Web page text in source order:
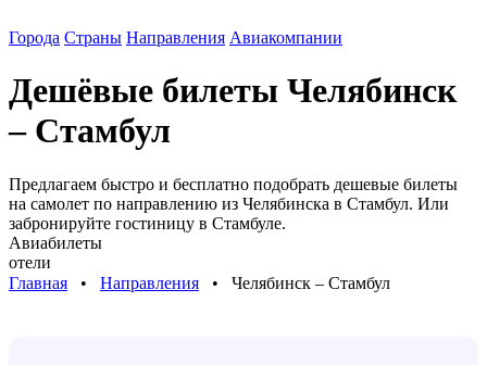
Города Страны Направления Авиакомпании
Дешёвые билеты Челябинск
– Стамбул
Предлагаем быстро и бесплатно подобрать дешевые билеты
на самолет по направлению из Челябинска в Стамбул. Или
забронируйте гостиницу в Стамбуле.
Авиабилеты
отели
Главная ⠀•⠀ Направления ⠀•⠀ Челябинск – Стамбул